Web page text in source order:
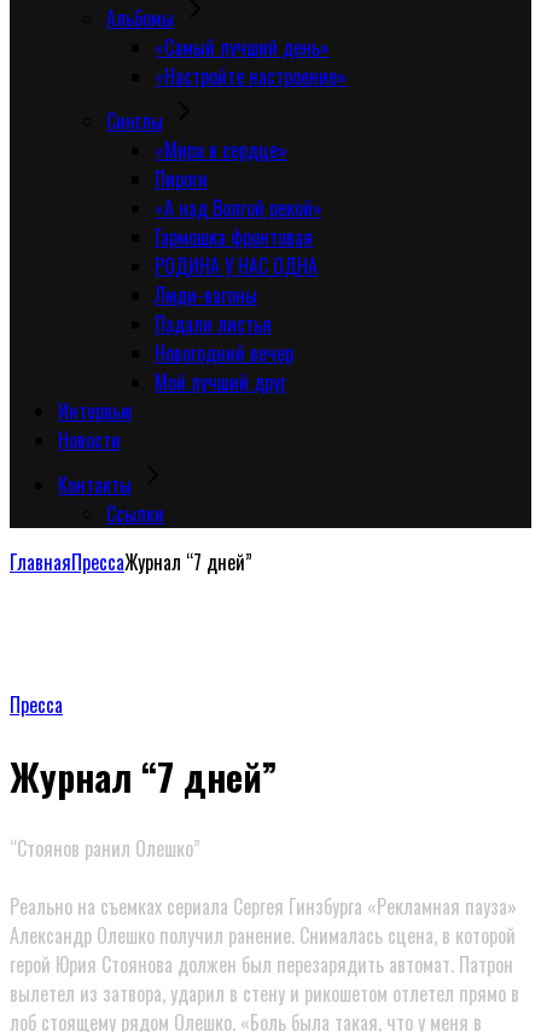
Альбомы
«Самый лучший день»
«Настройте настроение»
Синглы
«Мира в сердце»
Пироги
«А над Волгой рекой»
Гармошка фронтовая
РОДИНА У НАС ОДНА
Люди-вагоны
Падали листья
Новогодний вечер
Мой лучший друг
Интервью
Новости
Контакты
Сcылки
ГлавнаяПрессаЖурнал “7 дней”
Пресса
Журнал “7 дней”
“Стоянов ранил Олешко”
Реально на съемках сериала Сергея Гинзбурга «Рекламная пауза»
Александр Олешко получил ранение. Снималась сцена, в которой
герой Юрия Стоянова должен был перезарядить автомат. Патрон
вылетел из затвора, ударил в стену и рикошетом отлетел прямо в
лоб стоящему рядом Олешко. «Боль была такая, что у меня в